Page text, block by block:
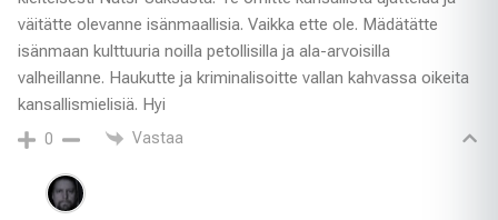
väitätte olevanne isänmaallisia. Vaikka ette ole. Mädätätte
isänmaan kulttuuria noilla petollisilla ja ala-arvoisilla
valheillanne. Haukutte ja kriminalisoitte vallan kahvassa oikeita
kansallismielisiä. Hyi
0 Vastaa